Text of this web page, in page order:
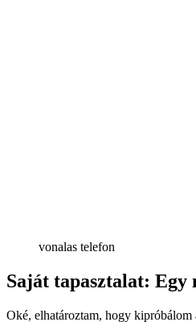
vonalas telefon
Saját tapasztalat: Egy
Oké, elhatároztam, hogy